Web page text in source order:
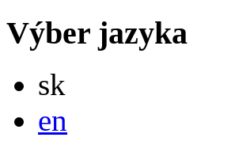
Výber jazyka
sk
en